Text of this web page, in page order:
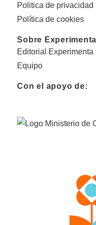
Politica de privacidad
Política de cookies
Sobre Experimenta
Editorial Experimenta
Equipo
Con el apoyo de: